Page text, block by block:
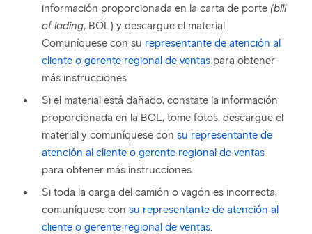
información proporcionada en la carta de porte (bill
of lading, BOL) y descargue el material.
Comuníquese con su representante de atención al
cliente o gerente regional de ventas para obtener
más instrucciones.
Si el material está dañado, constate la información
proporcionada en la BOL, tome fotos, descargue el
material y comuníquese con su representante de
atención al cliente o gerente regional de ventas
para obtener más instrucciones.
Si toda la carga del camión o vagón es incorrecta,
comuníquese con su representante de atención al
cliente o gerente regional de ventas.